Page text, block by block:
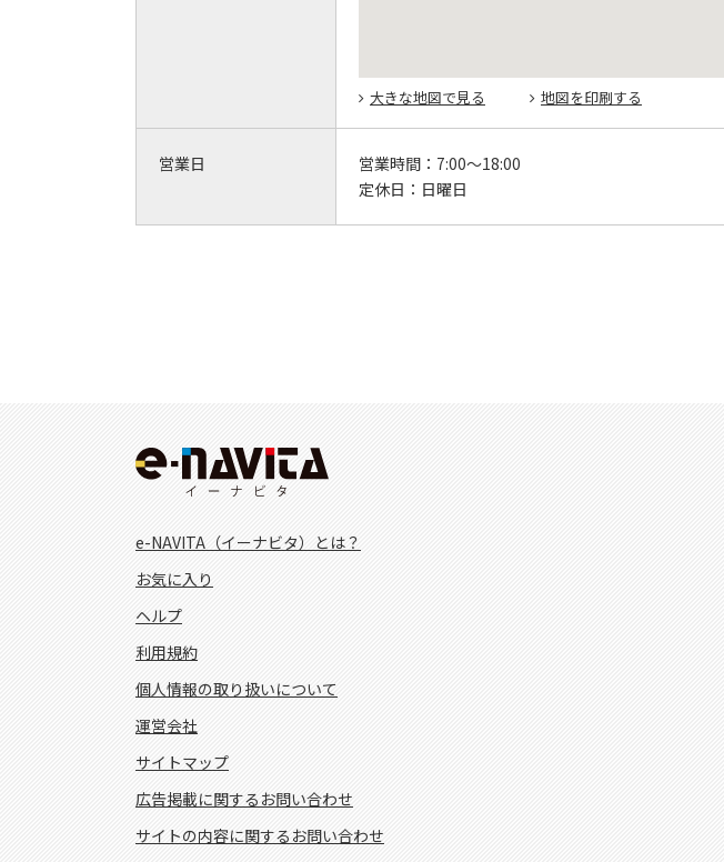
大きな地図で見る 地図を印刷する
営業日 営業時間： 7:00～18:00
定休日： 日曜日
e-NAVITA（イーナビタ）とは？
お気に入り
ヘルプ
利用規約
個人情報の取り扱いについて
運営会社
サイトマップ
広告掲載に関するお問い合わせ
サイトの内容に関するお問い合わせ